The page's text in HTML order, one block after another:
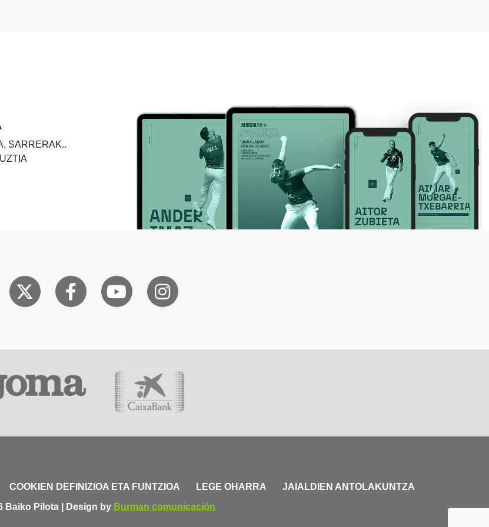
SARRERAK..
COOKIEN DEFINIZIOA ETA FUNTZIOA LEGE OHARRA
JAIALDIEN ANTOLAKUNTZA
Baiko Pilota | Design by Burman comunicación